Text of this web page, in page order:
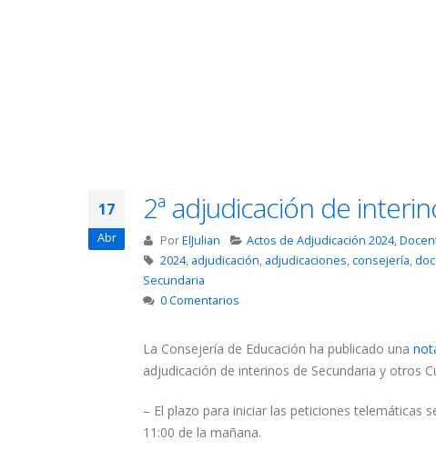
17
Abr
2ª adjudicación de
PorElJulian Actos de Adjudicación 2024,
2024, adjudicación, adjudicaciones,consejería,
Secundaria
0 Comentarios
La Consejería de Educación ha publicado una
adjudicación de interinos de Secundaria y otros
– El plazo para iniciar las peticiones telemáticas
11:00 de la mañana.